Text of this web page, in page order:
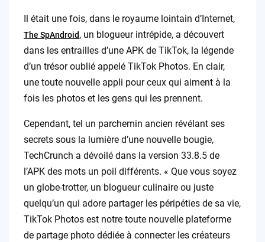
Il était une fois, dans le royaume lointain d’Internet,
The SpAndroid, un blogueur intrépide, a découvert
dans les entrailles d’une APK de TikTok, la légende
d’un trésor oublié appelé TikTok Photos. En clair,
une toute nouvelle appli pour ceux qui aiment à la
fois les photos et les gens qui les prennent.
Cependant, tel un parchemin ancien révélant ses
secrets sous la lumière d’une nouvelle bougie,
TechCrunch a dévoilé dans la version 33.8.5 de
l’APK des mots un poil différents. « Que vous soyez
un globe-trotter, un blogueur culinaire ou juste
quelqu’un qui adore partager les péripéties de sa vie,
TikTok Photos est notre toute nouvelle plateforme
de partage photo dédiée à connecter les créateurs